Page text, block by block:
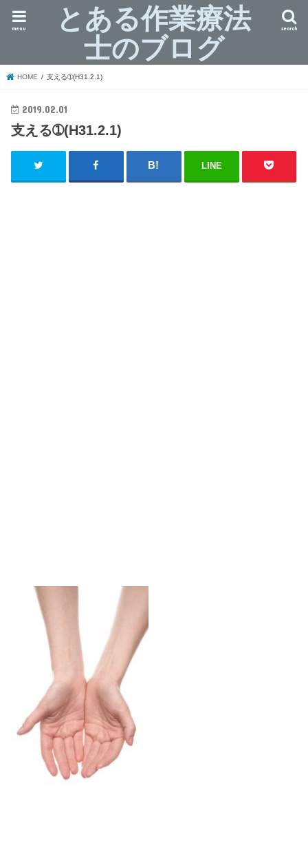
とある作業療法
士のブログ
search
menu
HOME 支える➀(H31.2.1)
2019.02.01
支える➀(H31.2.1)
LINE